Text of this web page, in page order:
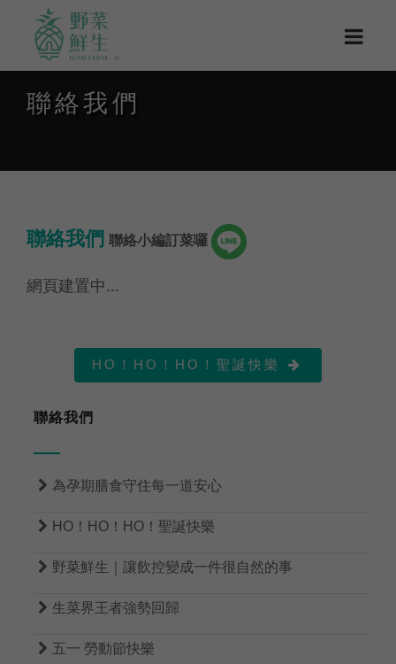
聯絡我們
聯絡我們 聯絡小編訂菜囉
網頁建置中...
HO！HO！HO！聖誕快樂 
聯絡我們
 為孕期膳食守住每一道安心
 HO！HO！HO！聖誕快樂
 野菜鮮生｜讓飲控變成一件很自然的事
 生菜界王者強勢回歸
 五一 勞動節快樂